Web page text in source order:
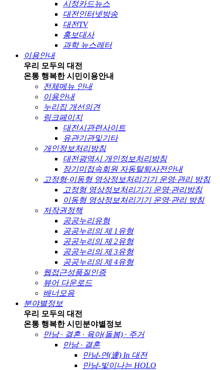
시정카드뉴스
대전인터넷방송
대전TV
홍보대사
과학 뉴스레터
이용안내
우리 모두의 대전
온통 행복한 시민이용안내
전체메뉴 안내
이용안내
누리집 개선의견
링크페이지
대전시관련사이트
유관기관및기타
개인정보처리방침
대전광역시 개인정보처리방침
장기미접속회원 자동탈퇴사전안내
고정형·이동형 영상정보처리기기 운영·관리 방침
고정형 영상정보처리기기 운영·관리방침
이동형 영상정보처리기기 운영·관리 방침
저작권정책
공공누리유형
공공누리의 제 1유형
공공누리의 제 2유형
공공누리의 제 3유형
공공누리의 제 4유형
웹접근성품질인증
뷰어 다운로드
배너모음
분야별정보
우리 모두의 대전
온통 행복한 시민분야별정보
만남 · 결혼 · 육아(돌봄) · 주거
만남 · 결혼
만남-연(連) In 대전
만남-빛이나는 HOLO